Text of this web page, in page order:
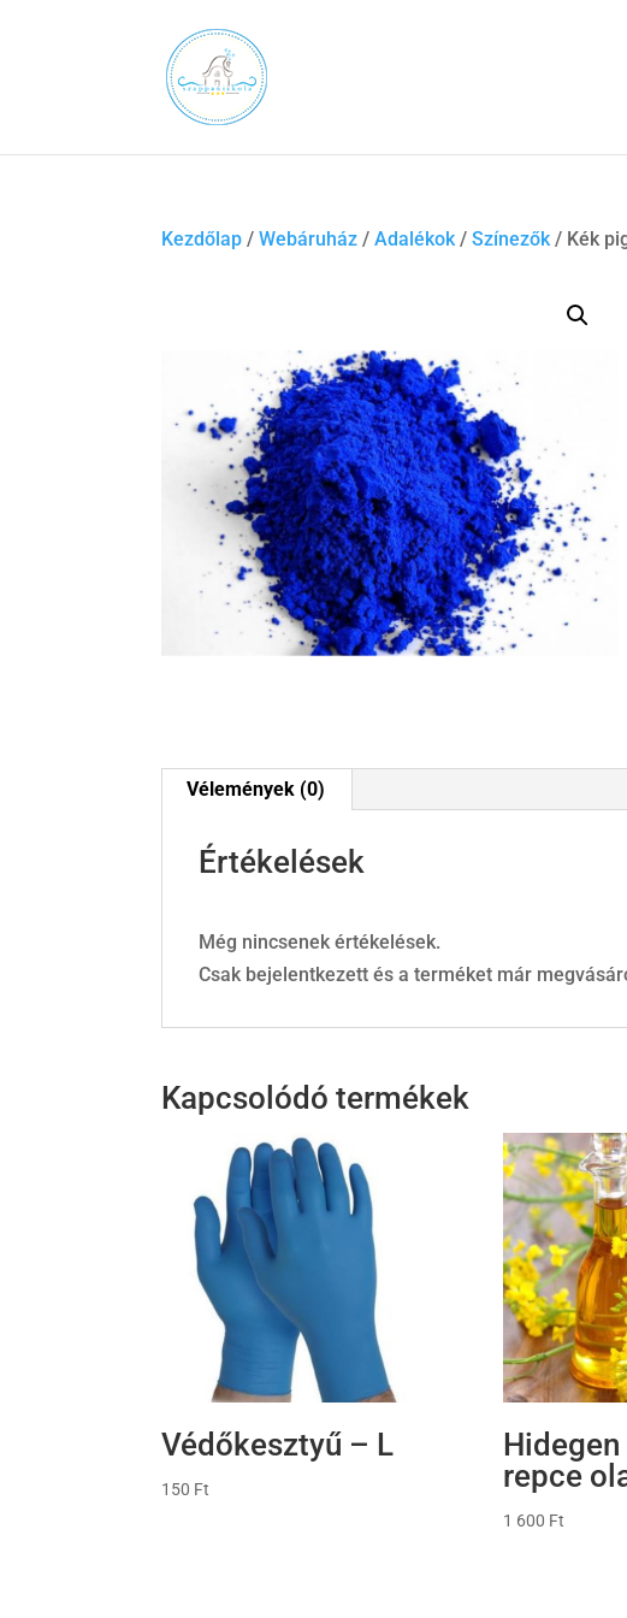
Kezdőlap /Webáruház /Adalékok/Színezők/ Kék
Vélemények (0)
Értékelések
Még nincsenek értékelések.
Csak bejelentkezett és a terméket már
Kapcsolódó termékek
Védőkesztyű – L
150 Ft
repce
1 600 Ft